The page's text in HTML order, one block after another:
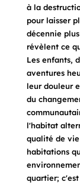
à la
pour laisser
décennie
révèlent ce
Les enfants,
aventures
leur douleur
du
l'habitat
qualité de
habitations
quartier;